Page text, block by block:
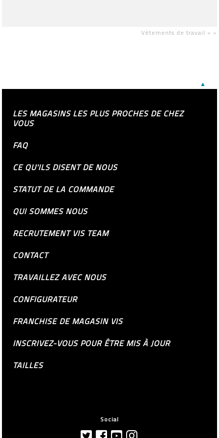
Vêtements de travail » »
▲
LES MAGASINS LES PLUS PROCHES DE CHEZ
VOUS
FAQ
CE QU'ILS DISENT DE NOUS
STATUT DE LA COMMANDE
QUI SOMMES NOUS
RECRUTEMENT VIS TEAM
CONTACT
TRAVAILLEZ AVEC NOUS
CONFIGURATEUR
FRANCHISE DE MAGASIN VIS
INSCRIVEZ-VOUS POUR ÊTRE MIS À JOUR
TAILLES
Social